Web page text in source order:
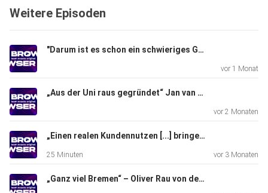
selten oder noch nie erzählt wurden und thematisiert mit
Gästen immer den digitalen Fortschritt - nicht einfach als
Buzzword, sondern konkret mit Blick auf aktuelle
Innovationen und
unumgängliche Anwendungen...
BROWSER ist ein Original der team neusta GmbH,
produziert von der
Weitere Episoden
"Darum ist es schon ein schwieriges Geschäftsmodell" – Roger Niermann, Vertriebsleiter am Flughafen Hannover zu Gast bei BROWSER
vor 1 Monat
„Aus der Uni raus gegründet“ Jan van Ahrens, Gründer von Sharemagazines zu Gast bei BROWSER
vor 2 Monaten
„Einen realen Kundennutzen [...] bringen“ - Christian Scholze von Hamberger Sanitary zu Gast bei BROWSER
25 Minuten vor 3 Monaten
„Ganz viel Bremen“ – Oliver Rau von der WFB zu Gast bei BROWSER